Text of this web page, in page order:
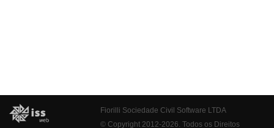
Fiorilli Sociedade Civil Software LTDA
© Copyright 2012-2026. Todos os Direitos